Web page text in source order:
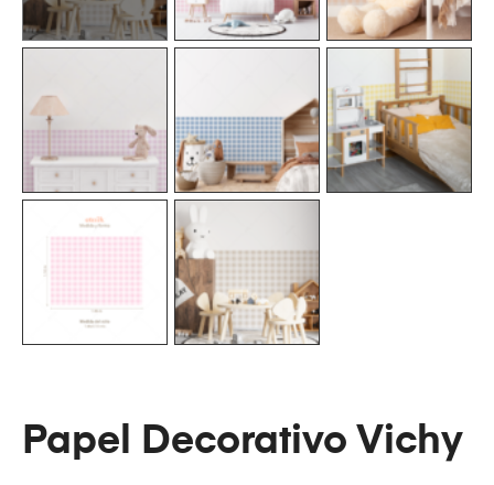
Papel Decorativo Vichy